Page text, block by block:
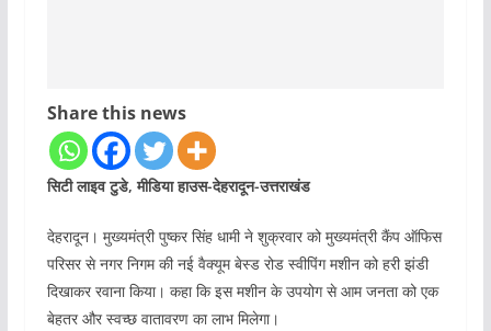
Share this news
सिटी लाइव टुडे, मीडिया हाउस-देहरादून-उत्तराखंड
देहरादून। मुख्यमंत्री पुष्कर सिंह धामी ने शुक्रवार को मुख्यमंत्री कैंप ऑफिस
परिसर से नगर निगम की नई वैक्यूम बेस्ड रोड स्वीपिंग मशीन को हरी झंडी
दिखाकर रवाना किया। कहा कि इस मशीन के उपयोग से आम जनता को एक
बेहतर और स्वच्छ वातावरण का लाभ मिलेगा।